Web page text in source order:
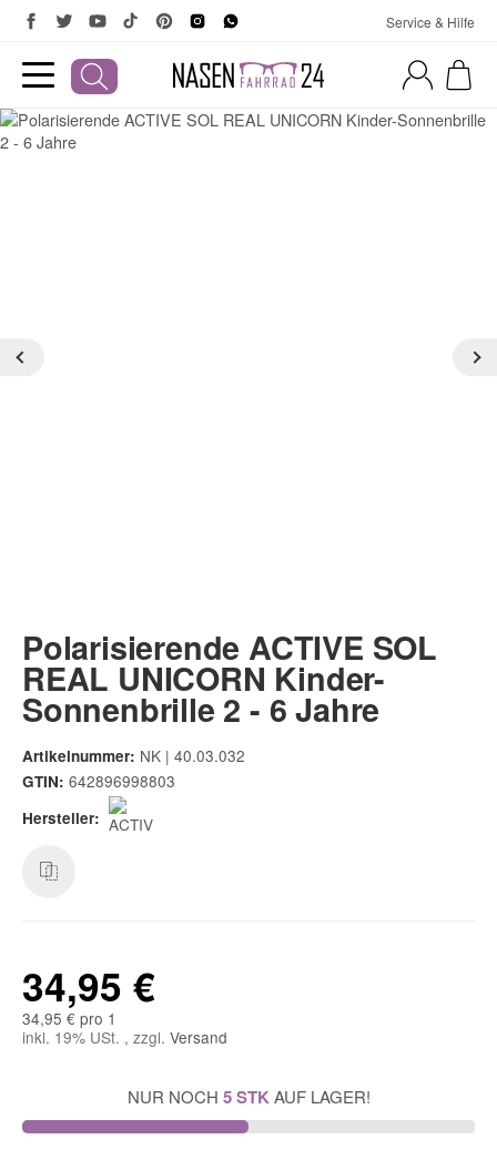
Service & Hilfe
Polarisierende ACTIVE SOL
REAL UNICORN Kinder-
Sonnenbrille 2 - 6 Jahre
Artikelnummer: NK | 40.03.032
GTIN: 642896998803
Hersteller:
34,95 €
34,95 € pro 1
inkl. 19% USt. , zzgl. Versand
NUR NOCH 5 STK AUF LAGER!